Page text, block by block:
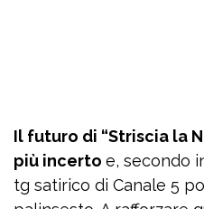
Il futuro di “Striscia la
più incerto e, secondo
tg satirico di Canale 5